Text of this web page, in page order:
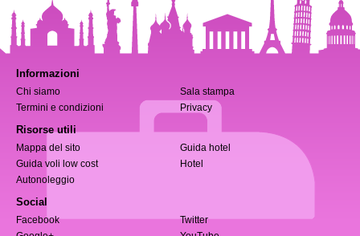
Informazioni
Chi siamo
Sala stampa
Termini e condizioni
Privacy
Risorse utili
Mappa del sito
Guida hotel
Guida voli low cost
Hotel
Autonoleggio
Social
Facebook
Twitter